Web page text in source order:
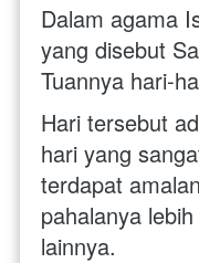
Dalam agama
yang disebut
Tuannya hari-
Hari tersebut
hari yang
terdapat
pahalanya
lainnya.